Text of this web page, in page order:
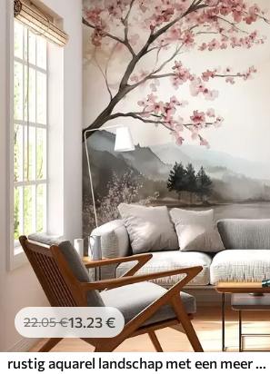
22.05€13 .23€